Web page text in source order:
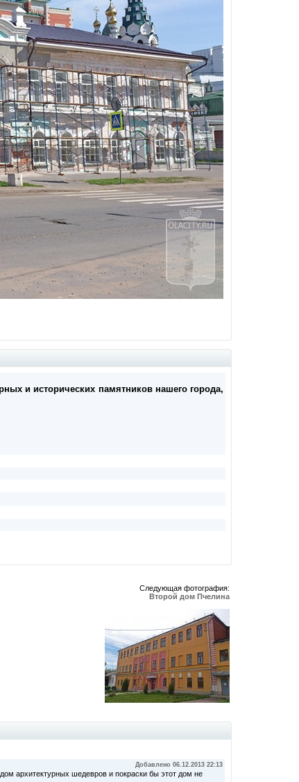
и исторических памятников нашего города,
Следующая фотография:
Второй дом Пчелина
Добавлено 06.12.2013 22:13
архитектурных шедевров и покраски бы этот дом не